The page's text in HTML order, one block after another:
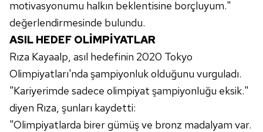
Sitemizde kendimize ve üçüncü kişilere ait çerezler
kullanılmaktadır. Bu çerezler vasıtasıyla çeşitli kişisel
verileriniz işlenmekte olup gerekli olan çerezler bilgi
toplumu hizmetlerinin sunulması amacıyla
kullanılmaktadır. Diğer çerezler, sitemizin daha işlevsel
kılınması ve kişiselleştirilmesi ve sizlere yönelik
reklam/pazarlama faaliyetlerinin yapılması, amaçlarıyla
sınırlı olarak açık rızanız dahilinde kullanılacaktır.
motivasyonumu halkın beklentisine borçluyum."
değerlendirmesinde bulundu.
ASIL HEDEF OLİMPİYATLAR
Rıza Kayaalp, asıl hedefinin 2020 Tokyo
Olimpiyatları'nda şampiyonluk olduğunu vurguladı.
"Kariyerimde sadece olimpiyat şampiyonluğu eksik."
diyen Rıza, şunları kaydetti:
"Olimpiyatlarda birer gümüş ve bronz madalyam var.